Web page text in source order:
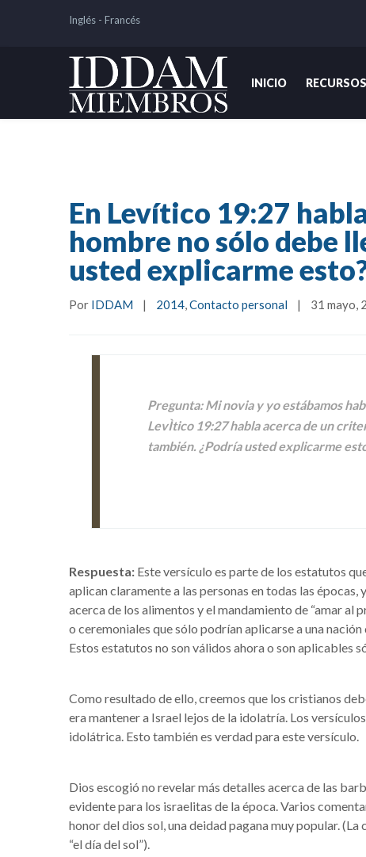
Inglés - Francés
INICIO RECURSOS
Inicio De Común Acuerdo 2014
En Levítico
En Levítico 19:27
hombre no sólo debe
usted explicarme
Por IDDAM | 2014, Contacto personal | 31 mayo,
Pregunta:Mi novia y yo estábamos
LevÌtico 19:27 habla acerca de un
también. ¿Podría usted explicarme
Respuesta: Este versículo es parte de los estatutos
aplican claramente a las personas en todas las épocas,
acerca de los alimentos y el mandamiento de “amar al
o ceremoniales que sólo podrían aplicarse a una
Estos estatutos no son válidos ahora o son aplicables
Como resultado de ello, creemos que los cristianos
era mantener a Israel lejos de la idolatría. Los
idolátrica. Esto también es verdad para este versículo.
Dios escogió no revelar más detalles acerca de las
evidente para los israelitas de la época. Varios
honor del dios sol, una deidad pagana muy popular.
“el día del sol”).